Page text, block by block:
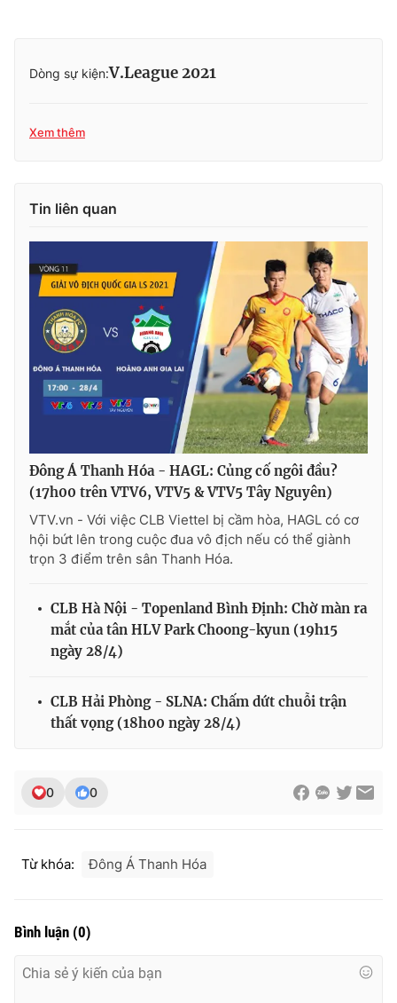
Dòng sự kiện:V.League 2021
Xem thêm
Tin liên quan
Đông Á Thanh Hóa - HAGL: Củng cố ngôi đầu?
(17h00 trên VTV6, VTV5 & VTV5 Tây Nguyên)
VTV.vn - Với việc CLB Viettel bị cầm hòa, HAGL có cơ
hội bứt lên trong cuộc đua vô địch nếu có thể giành
trọn 3 điểm trên sân Thanh Hóa.
CLB Hà Nội - Topenland Bình Định: Chờ màn ra
mắt của tân HLV Park Choong-kyun (19h15
ngày 28/4)
CLB Hải Phòng - SLNA: Chấm dứt chuỗi trận
thất vọng (18h00 ngày 28/4)
0 0
Từ khóa: Đông Á Thanh Hóa
Bình luận (0)